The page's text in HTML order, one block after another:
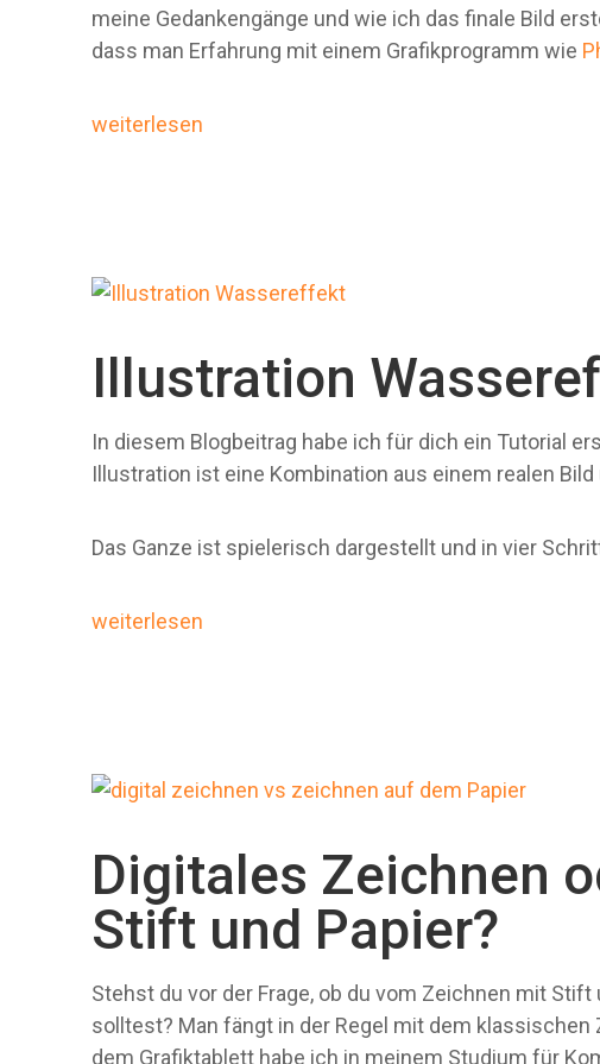
meine Gedankengänge und wie ich das finale Bild
dass man Erfahrung mit einem Grafikprogramm wie
weiterlesen
Illustration
In diesem Blogbeitrag habe ich für dich ein Tutorial
Illustration ist eine Kombination aus einem realen
Das Ganze ist spielerisch dargestellt und in vier
weiterlesen
Digitales Zeichnen
Stift und Papier?
Stehst du vor der Frage, ob du vom Zeichnen mit Stift
solltest? Man fängt in der Regel mit dem
dem Grafiktablett habe ich in meinem Studium für